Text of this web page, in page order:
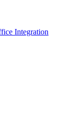
Integration